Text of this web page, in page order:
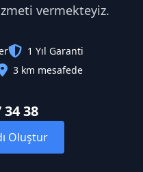
vermekteyiz.
1 Yıl Garanti
3 km mesafede
34 38
Oluştur